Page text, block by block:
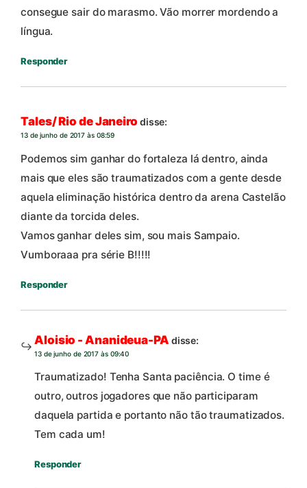
consegue sair do marasmo. Vão morrer mordendo a
língua.
Responder
Tales/ Rio de Janeiro disse:
13 de junho de 2017 às 08:59
Podemos sim ganhar do fortaleza lá dentro, ainda
mais que eles são traumatizados com a gente desde
aquela eliminação histórica dentro da arena Castelão
diante da torcida deles.
Vamos ganhar deles sim, sou mais Sampaio.
Vumboraaa pra série B!!!!!
Responder
Aloisio - Ananideua-PA disse:
13 de junho de 2017 às 09:40
Traumatizado! Tenha Santa paciência. O time é
outro, outros jogadores que não participaram
daquela partida e portanto não tão traumatizados.
Tem cada um!
Responder